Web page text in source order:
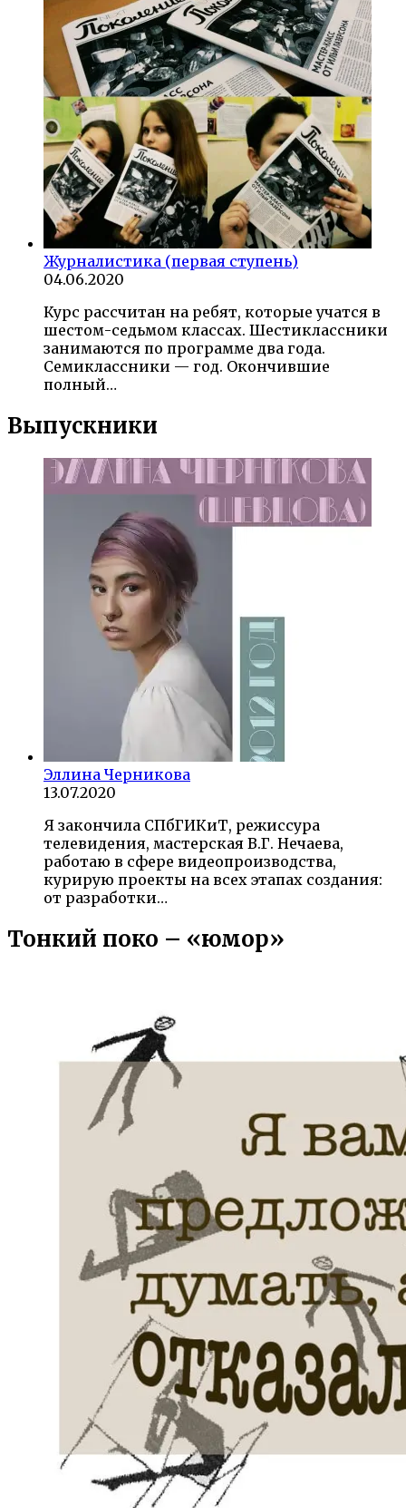
Журналистика (первая ступень)
04.06.2020
Курс рассчитан на ребят, которые учатся в
шестом-седьмом классах. Шестиклассники
занимаются по программе два года.
Семиклассники — год. Окончившие
полный…
Выпускники
Эллина Черникова
13.07.2020
Я закончила СПбГИКиТ, режиссура
телевидения, мастерская В.Г. Нечаева,
работаю в сфере видеопроизводства,
курирую проекты на всех этапах создания:
от разработки…
Тонкий поко – «юмор»